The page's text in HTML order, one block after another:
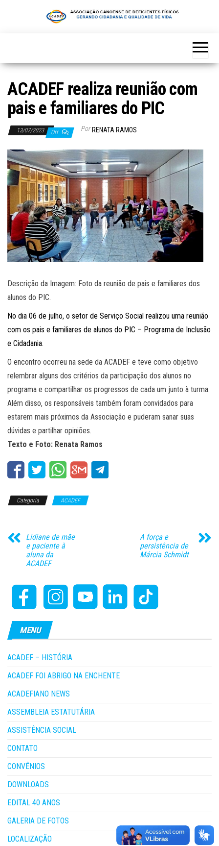
ACADEF realiza reunião com
pais e familiares do PIC
13/07/2023 Off Por RENATA RAMOS
Descrição da Imagem: Foto da reunião de pais e familiares dos
alunos do PIC.
No dia 06 de julho, o setor de Serviço Social realizou uma reunião
com os pais e familiares de alunos do PIC – Programa de Inclusão
e Cidadania.
O encontro ocorreu na sede da ACADEF e teve como objetivo
relembrar alguns dos critérios da participação dos alunos no
programa e compartilhar os progressos de cada um junto à turma.
Além disso, os responsáveis também foram convidados para
estarem mais próximos da Associação e puderam sanar suas
dúvidas e partilhar opiniões.
Texto e Foto: Renata Ramos
Categoria ACADEF
Lidiane de mãe
e paciente à
aluna da
ACADEF
A força e
persistência de
Márcia Schmidt
MENU
ACADEF – HISTÓRIA
ACADEF FOI ABRIGO NA ENCHENTE
ACADEFIANO NEWS
ASSEMBLEIA ESTATUTÁRIA
ASSISTÊNCIA SOCIAL
CONTATO
CONVÊNIOS
DOWNLOADS
EDITAL 40 ANOS
GALERIA DE FOTOS
LOCALIZAÇÃO